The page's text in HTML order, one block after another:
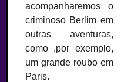
acompanharemos o
criminoso Berlim em
outras aventuras,
como ,por exemplo,
um grande roubo em
Paris.